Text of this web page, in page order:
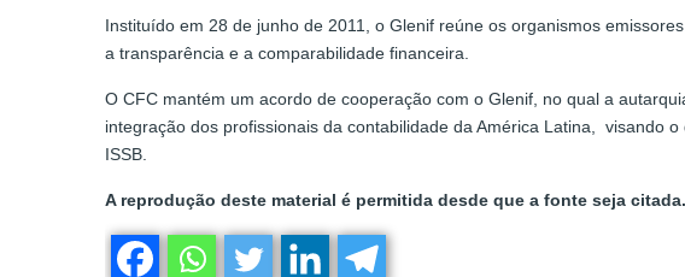
Instituído em 28 de junho de 2011, o Glenif reúne os organismos
a transparência e a comparabilidade financeira.
O CFC mantém um acordo de cooperação com o Glenif, no qual a
integração dos profissionais da contabilidade da América Latina, visando
ISSB.
A reprodução deste material é permitida desde que a fonte seja citada.